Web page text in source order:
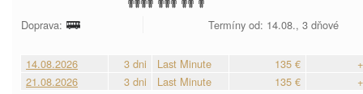
Doprava: Termíny od: 14.08., 3 dňové
14.08.2026 3 dni Last Minute 135 €
21.08.2026
3 dni Last Minute 135 €